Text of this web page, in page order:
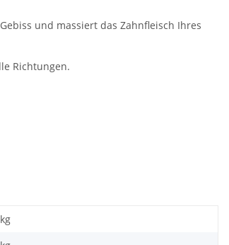
und massiert das Zahnfleisch Ihres
Richtungen.